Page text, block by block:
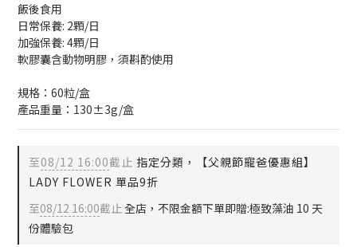
飯後食用
日常保養: 2顆/日
加強保養: 4顆/日
軟膠囊含動物明膠，須斟酌使用
規格：60粒/盒
產品重量：130±3g/盒
至08/12 16:00截止 指定分類，【父親節寵爸優惠組】
LADY FLOWER 單品9折
至08/12 16:00截止全店，不限金額下單即贈:極致藻油 10 天
份體驗包